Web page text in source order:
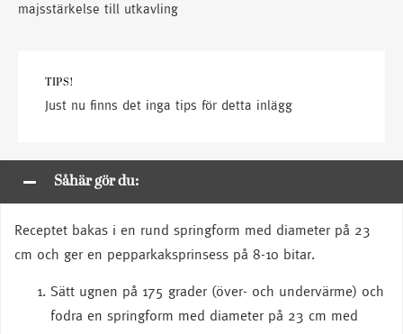
majsstärkelse till utkavling
TIPS!
Just nu finns det inga tips för detta inlägg
Såhär gör du:
Receptet bakas i en rund springform med diameter på 23
cm och ger en pepparkaksprinsess på 8-10 bitar.
Sätt ugnen på 175 grader (över- och undervärme) och
fodra en springform med diameter på 23 cm med